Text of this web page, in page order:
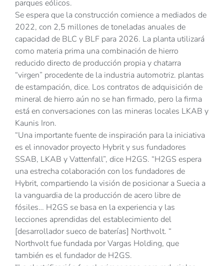
parques eólicos.
Se espera que la construcción comience a mediados de
2022, con 2,5 millones de toneladas anuales de
capacidad de BLC y BLF para 2026. La planta utilizará
como materia prima una combinación de hierro
reducido directo de producción propia y chatarra
“virgen” procedente de la industria automotriz. plantas
de estampación, dice. Los contratos de adquisición de
mineral de hierro aún no se han firmado, pero la firma
está en conversaciones con las mineras locales LKAB y
Kaunis Iron.
“Una importante fuente de inspiración para la iniciativa
es el innovador proyecto Hybrit y sus fundadores
SSAB, LKAB y Vattenfall”, dice H2GS. “H2GS espera
una estrecha colaboración con los fundadores de
Hybrit, compartiendo la visión de posicionar a Suecia a
la vanguardia de la producción de acero libre de
fósiles… H2GS se basa en la experiencia y las
lecciones aprendidas del establecimiento del
[desarrollador sueco de baterías] Northvolt. “
Northvolt fue fundada por Vargas Holding, que
también es el fundador de H2GS.